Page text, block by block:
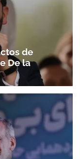
de
De la